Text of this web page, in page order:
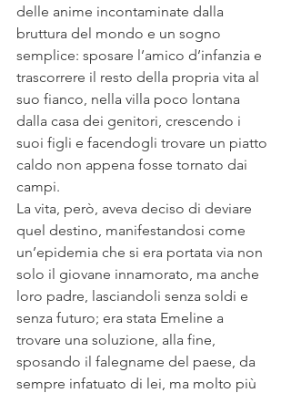
delle anime incontaminate dalla
bruttura del mondo e un sogno
semplice: sposare l’amico d’infanzia e
trascorrere il resto della propria vita al
suo fianco, nella villa poco lontana
dalla casa dei genitori, crescendo i
suoi figli e facendogli trovare un piatto
caldo non appena fosse tornato dai
campi.
La vita, però, aveva deciso di deviare
quel destino, manifestandosi come
un’epidemia che si era portata via non
solo il giovane innamorato, ma anche
loro padre, lasciandoli senza soldi e
senza futuro; era stata Emeline a
trovare una soluzione, alla fine,
sposando il falegname del paese, da
sempre infatuato di lei, ma molto più